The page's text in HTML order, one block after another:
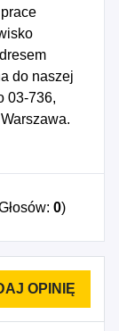
do naszej
03-736,
indziej
0)